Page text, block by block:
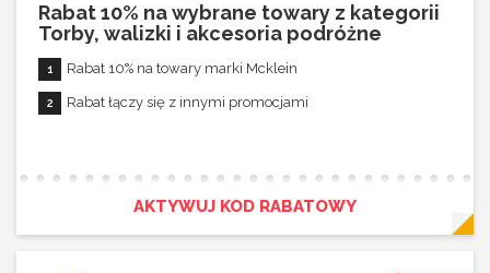
Rabat 10% na wybrane towary z kategorii
Torby, walizki i akcesoria podróżne
Rabat 10% na towary marki Mcklein
Rabat łączy się z innymi promocjami
AKTYWUJ KOD RABATOWY